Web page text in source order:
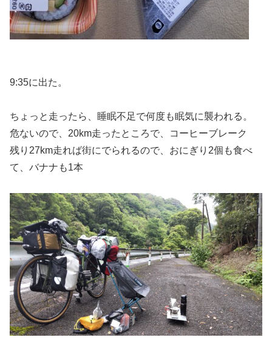
9:35に出た。
ちょっと走ったら、睡眠不足で何度も眠気に襲われる。
危ないので、20km走ったところで、コーヒーブレーク
残り27km走れば街にでられるので、おにぎり2個も食べ
て、バナナも1本